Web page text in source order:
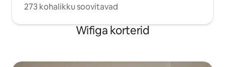
273 kohalikku soovitavad
Wifiga korterid